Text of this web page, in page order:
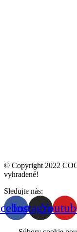
© Copyright 2022
vyhradené!
Sledujte nás:
Instagram